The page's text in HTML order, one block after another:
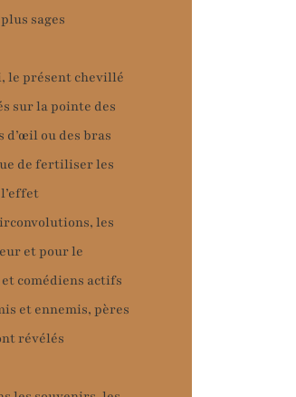
sages
le présent chevillé
sur la pointe des
d’œil ou des bras
de fertiliser les
les
et pour le
comédiens actifs
et ennemis, pères
révélés